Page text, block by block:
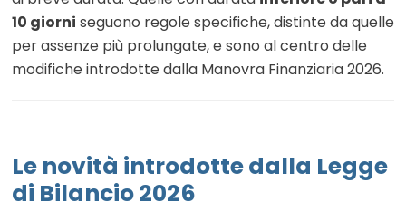
10 giorni seguono regole specifiche, distinte da quelle
per assenze più prolungate, e sono al centro delle
modifiche introdotte dalla Manovra Finanziaria 2026.
Le novità introdotte dalla Legge
di Bilancio 2026